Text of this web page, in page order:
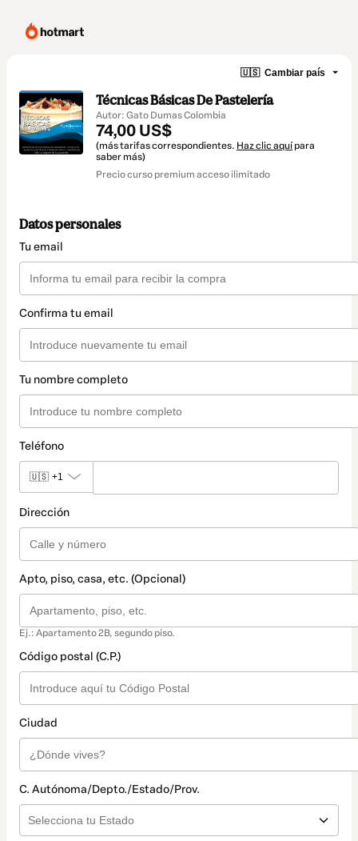
🇺🇸 Cambiar país
Técnicas Básicas De Pastelería
Autor: Gato Dumas Colombia
74,00 US$
(más tarifas correspondientes. Haz clic aquí para
saber más)
Precio curso premium acceso ilimitado
Datos personales
Tu email
Confirma tu email
Tu nombre completo
Teléfono
🇺🇸 +1
Dirección
Apto, piso, casa, etc. (Opcional)
Ej.: Apartamento 2B, segundo piso.
Código postal (C.P.)
Ciudad
C. Autónoma/Depto./Estado/Prov.